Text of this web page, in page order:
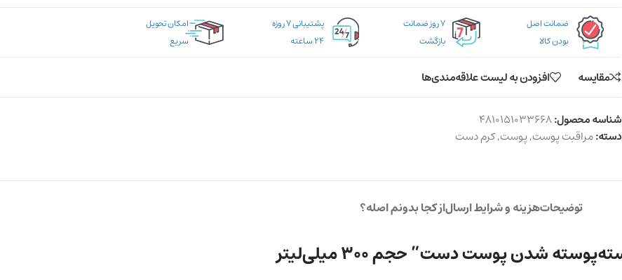
ضمانت اصل
بودن کالا
۷ روز ضمانت
بازگشت
پشتیبانی ۷ روزه
۲۴ ساعته
امکان تحویل
سریع
مقایسه افزودن به لیست علاقه‌مندی‌ها
شناسه محصول:4810151033668
دسته:مراقبت پوست,پوست,کرم دست
توضیحاتهزینه و شرایط ارسالاز کجا بدونم اصله؟